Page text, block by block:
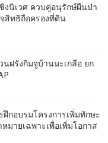
งนิเวศ ควบคู่อนุรักษ์ผืนป่า
สิทธิถือครองที่ดิน
ฝรั่งกิมจูบ้านมะเกลือ ยก
กอบรมโครงการเพิ่มทักษะ
มายเฉพาะเพื่อเพิ่มโอกาส